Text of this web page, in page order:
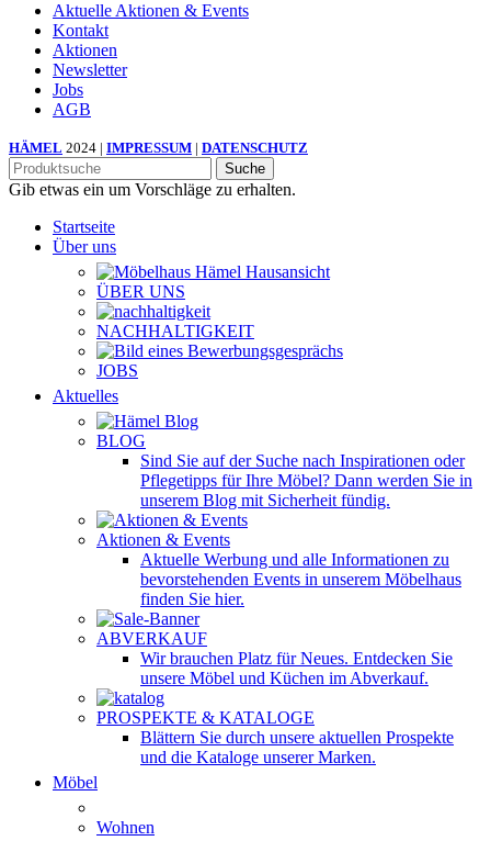
Aktuelle Aktionen & Events
Kontakt
Aktionen
Newsletter
Jobs
AGB
HÄMEL 2024 | IMPRESSUM | DATENSCHUTZ
Suche
Gib etwas ein um Vorschläge zu erhalten.
Startseite
Über uns
ÜBER UNS
NACHHALTIGKEIT
JOBS
Aktuelles
BLOG
Sind Sie auf der Suche nach Inspirationen oder
Pflegetipps für Ihre Möbel? Dann werden Sie in
unserem Blog mit Sicherheit fündig.
Aktionen & Events
Aktuelle Werbung und alle Informationen zu
bevorstehenden Events in unserem Möbelhaus
finden Sie hier.
ABVERKAUF
Wir brauchen Platz für Neues. Entdecken Sie
unsere Möbel und Küchen im Abverkauf.
PROSPEKTE & KATALOGE
Blättern Sie durch unsere aktuellen Prospekte
und die Kataloge unserer Marken.
Möbel
Wohnen